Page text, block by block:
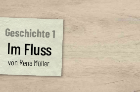
Geschichte 1
Im Fluss
von Rena Müller